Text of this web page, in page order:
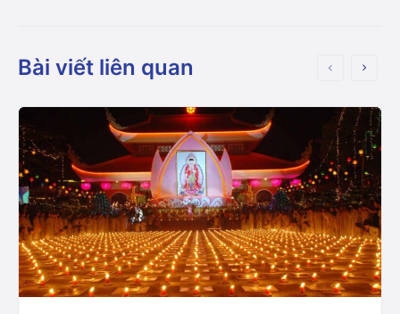
Bài viết liên quan